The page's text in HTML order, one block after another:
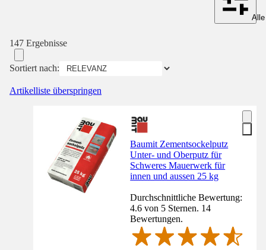
147 Ergebnisse
Sortiert nach:
Artikelliste überspringen
Baumit Zementsockelputz
Unter- und Oberputz für
Schweres Mauerwerk für
innen und aussen 25 kg
Durchschnittliche Bewertung:
4.6 von 5 Sternen. 14
Bewertungen.